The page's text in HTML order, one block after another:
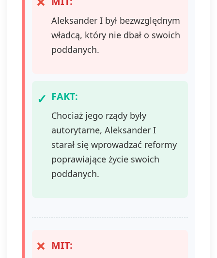
się" znajdującego się w
Aleksander I był bezwzględnym
władcą, który nie dbał o swoich
poddanych.
FAKT:
Chociaż jego rządy były
autorytarne, Aleksander I
starał się wprowadzać reformy
poprawiające życie swoich
poddanych.
MIT: